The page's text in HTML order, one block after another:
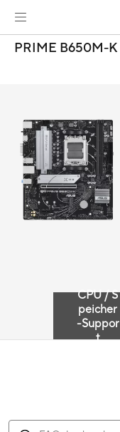
PRIME B650M-K
CPU / S
peicher
-Suppor
t